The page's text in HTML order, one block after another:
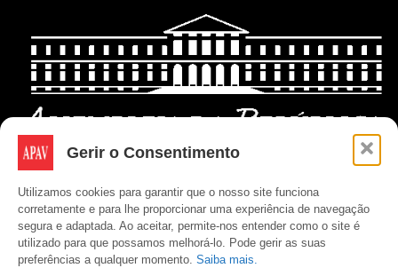
Gerir o Consentimento
Utilizamos cookies para garantir que o nosso site funciona
corretamente e para lhe proporcionar uma experiência de navegação
segura e adaptada. Ao aceitar, permite-nos entender como o site é
utilizado para que possamos melhorá-lo. Pode gerir as suas
preferências a qualquer momento. Saiba mais.